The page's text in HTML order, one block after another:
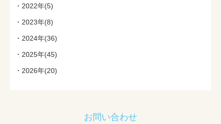
2022年(5)
2023年(8)
2024年(36)
2025年(45)
2026年(20)
お問い合わせ